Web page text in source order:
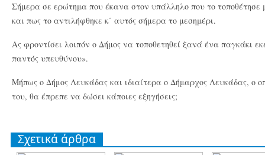
Σήμερα σε ερώτημα που έκανα στον υπάλληλο που το τοποθέτησε
και πως το αντιλήφθηκε κ΄ αυτός σήμερα το μεσημέρι.
Ας φροντίσει λοιπόν ο Δήμος να τοποθετηθεί ξανά ένα παγκάκι
παντός υπευθύνου».
Μήπως ο Δήμος Λευκάδας και ιδιαίτερα ο Δήμαρχος Λευκάδας, ο
του, θα έπρεπε να δώσει κάποιες εξηγήσεις;
Σχετικά άρθρα